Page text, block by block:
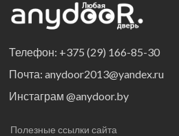
Телефон: +375 (29) 166-85-30
Почта: anydoor2013@yandex.ru
Инстаграм @anydoor.by
Полезные ссылки сайта